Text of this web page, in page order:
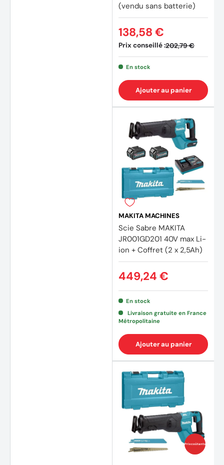
(vendu sans batterie)
Prix conseillé :202,79 €
138,58 €
En stock
Ajouter au panier
MAKITA MACHINES
Scie Sabre MAKITA
JR001GD201 40V max Li-
ion + Coffret (2 x 2,5Ah)
449,24 €
En stock
Livraison gratuite en France
Métropolitaine
Ajouter au panier
Prix coûtants